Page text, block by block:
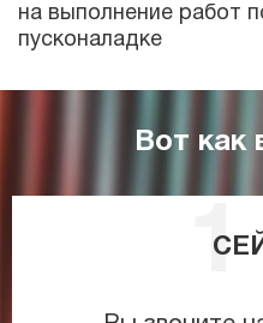
на выполнение работ
пусконаладке
Вот как